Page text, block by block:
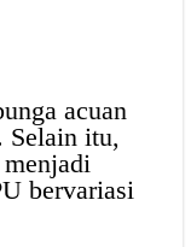
acuan
Selain itu,
bervariasi